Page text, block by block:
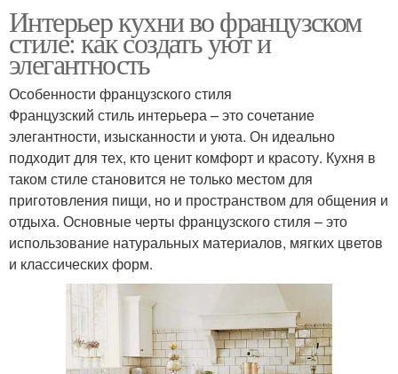
Интерьер кухни во французском
стиле: как создать уют и
элегантность
Особенности французского стиля
Французский стиль интерьера – это сочетание
элегантности, изысканности и уюта. Он идеально
подходит для тех, кто ценит комфорт и красоту. Кухня в
таком стиле становится не только местом для
приготовления пищи, но и пространством для общения и
отдыха. Основные черты французского стиля – это
использование натуральных материалов, мягких цветов
и классических форм.